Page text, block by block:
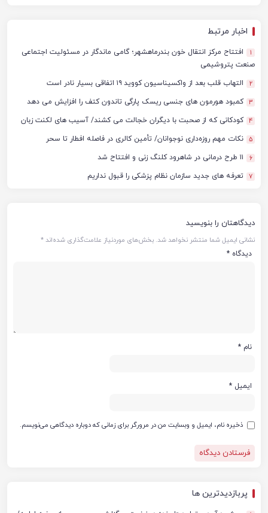
اخبار مرتبط
1
افتتاح مرکز انتقال خون بندرماهشهر؛ گامی ماندگار در مسئولیت اجتماعی
صنعت پتروشیمی
2 التهاب قلب بعد از واکسیناسیون کووید ۱۹ اتفاقی بسیار نادر است
3 کمبود هورمون های جنسی ریسک پارگی تاندون کتف را افزایش می دهد
4 کودکانی که از صحبت با دیگران خجالت می کشند/ آسیب های لکنت زبان
5 نکات مهم روزه‌داری نوجوانان/ تأمین کالری در فاصله افطار تا سحر
6 ۱۱ طرح درمانی در شاهرود کلنگ زنی و افتتاح شد
7 تعرفه های جدید سازمان نظام پزشکی را قبول نداریم
دیدگاهتان را بنویسید
نشانی ایمیل شما منتشر نخواهد شد. بخش‌های موردنیاز علامت‌گذاری شده‌اند*
دیدگاه *
نام *
ایمیل *
ذخیره نام، ایمیل و وبسایت من در مرورگر برای زمانی که دوباره دیدگاهی می‌نویسم.
پربازدیدترین ها